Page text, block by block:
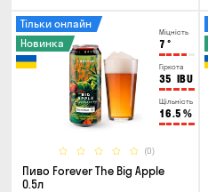
Міцність
7 °
Гіркота
35 IBU
Щільність
16.5 %
(0)
Тільки онлайн
Новинка
Пиво Forever The Big Apple
0.5л